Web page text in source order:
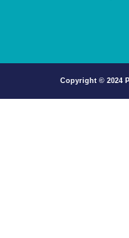
Copyright © 2024